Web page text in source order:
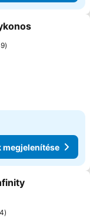
kedvencekhez
megjelenítése
kedvencekhez